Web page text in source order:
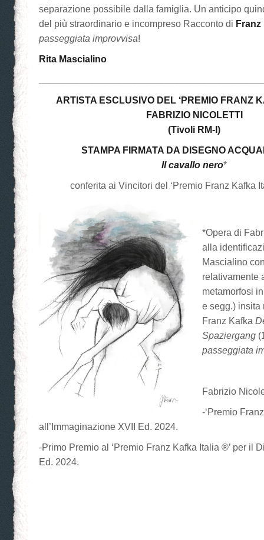
separazione possibile dalla famiglia. Un anticipo
del più straordinario e incompreso Racconto di
passeggiata improvvisa!
Rita Mascialino
ARTISTA ESCLUSIVO DEL ‘PREMIO FRANZ
FABRIZIO NICOLETTI
(Tivoli RM-I)
STAMPA FIRMATA DA DISEGNO
Il cavallo nero*
conferita ai Vincitori del ‘Premio Franz Kafka
*Opera di
alla
Mascialino
relativamente
metamorfosi
e segg.) insita
Franz Kafka
Spaziergang
passeggiata
Fabrizio
-‘Premio
all’Immaginazione XVII Ed. 2024.
-Primo Premio al ‘Premio Franz Kafka Italia ®’ per il
Ed. 2024.